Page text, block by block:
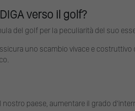
verso il golf?
del golf per la peculiarità del suo
uno scambio vivace e
paese, aumentare il grado